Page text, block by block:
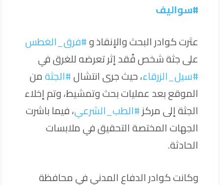
#سواليف
عثرت كوادر البحث والإنقاذ و#فرق_الغطس
على جثة شخص فُقد إثر تعرضه للغرق في
#سيل_الزرقاء، حيث جرى انتشال#الجثةمن
الموقع بعد عمليات بحث وتمشيط، وتم إخلاء
الجثة إلى مركز#الطب_الشرعي، فيما باشرت
الجهات المختصة التحقيق في ملابسات
الحادثة.
وكانت كوادر الدفاع المدني في محافظة